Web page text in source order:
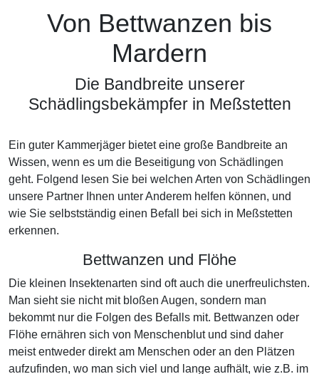
Von Bettwanzen bis
Mardern
Die Bandbreite unserer
Schädlingsbekämpfer in Meßstetten
Ein guter Kammerjäger bietet eine große Bandbreite an
Wissen, wenn es um die Beseitigung von Schädlingen
geht. Folgend lesen Sie bei welchen Arten von Schädlingen
unsere Partner Ihnen unter Anderem helfen können, und
wie Sie selbstständig einen Befall bei sich in Meßstetten
erkennen.
Bettwanzen und Flöhe
Die kleinen Insektenarten sind oft auch die unerfreulichsten.
Man sieht sie nicht mit bloßen Augen, sondern man
bekommt nur die Folgen des Befalls mit. Bettwanzen oder
Flöhe ernähren sich von Menschenblut und sind daher
meist entweder direkt am Menschen oder an den Plätzen
aufzufinden, wo man sich viel und lange aufhält, wie z.B. im